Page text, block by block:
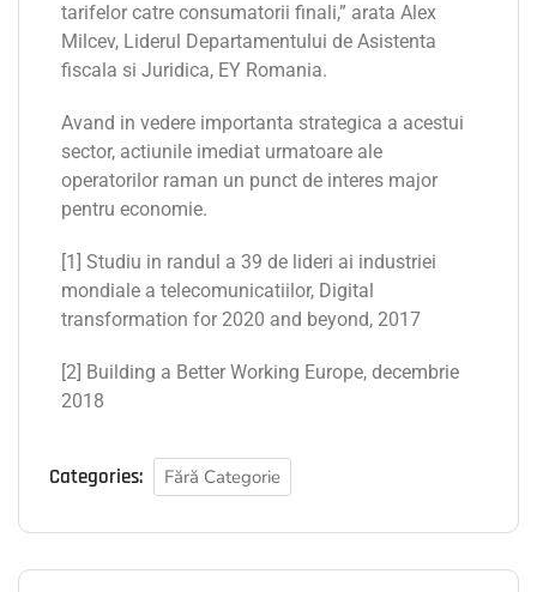
tarifelor catre consumatorii finali,” arata Alex
Milcev, Liderul Departamentului de Asistenta
fiscala si Juridica, EY Romania.
Avand in vedere importanta strategica a acestui
sector, actiunile imediat urmatoare ale
operatorilor raman un punct de interes major
pentru economie.
[1] Studiu in randul a 39 de lideri ai industriei
mondiale a telecomunicatiilor, Digital
transformation for 2020 and beyond, 2017
[2] Building a Better Working Europe, decembrie
2018
Categories: Fără Categorie